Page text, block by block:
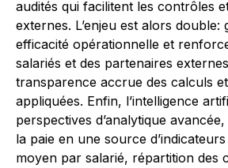
audités qui facilitent les contrôles
externes. L’enjeu est alors double:
efficacité opérationnelle et
salariés et des partenaires
transparence accrue des calculs
appliquées. Enfin, l’intelligence
perspectives d’analytique
la paie en une source
moyen par salarié, répartition des